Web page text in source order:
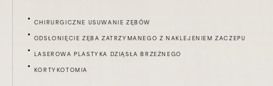
CHIRURGICZNE USUWANIE ZĘBÓW
ODSŁONIĘCIE ZĘBA ZATRZYMANEGO Z NAKLEJENIEM ZACZEPU
LASEROWA PLASTYKA DZIĄSŁA BRZEŻNEGO
KORTYKOTOMIA